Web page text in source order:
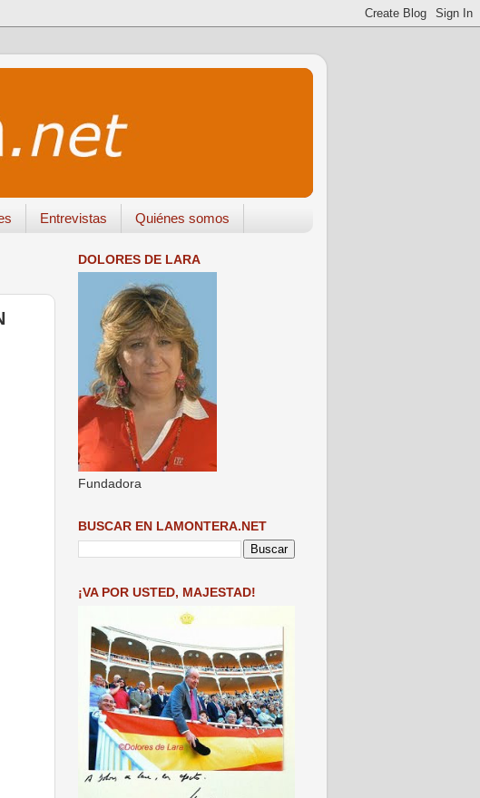
Entrevistas Quiénes somos
DOLORES DE LARA
Fundadora
BUSCAR EN LAMONTERA.NET
¡VA POR USTED, MAJESTAD!